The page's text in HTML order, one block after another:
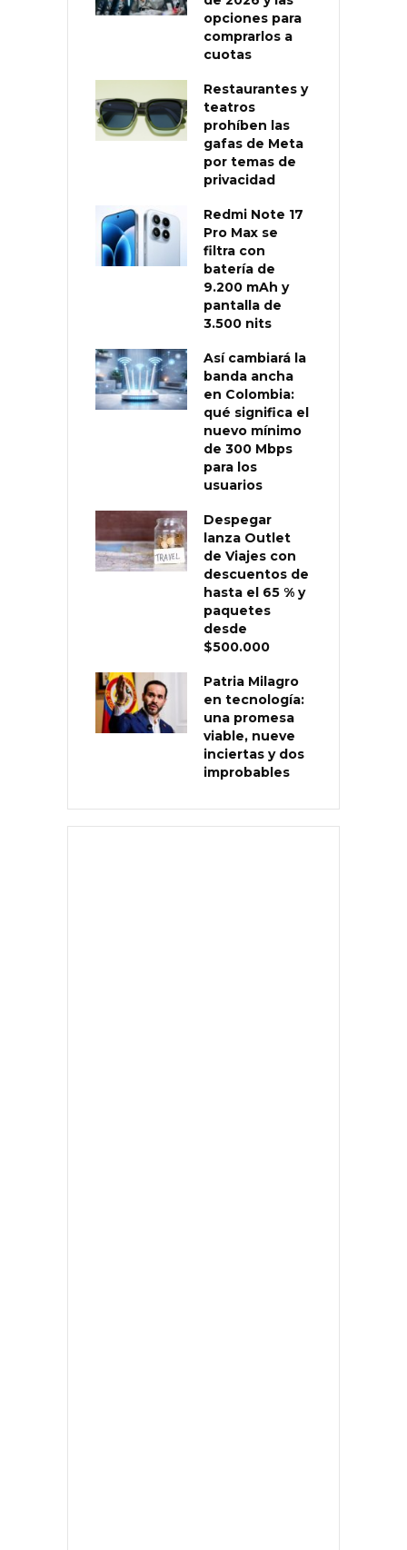
opciones para
comprarlos a
cuotas
Restaurantes y
teatros
prohíben las
gafas de Meta
por temas de
privacidad
Redmi Note 17
Pro Max se
filtra con
batería de
9.200 mAh y
pantalla de
3.500 nits
Así cambiará la
banda ancha
en Colombia:
qué significa el
nuevo mínimo
de 300 Mbps
para los
usuarios
Despegar
lanza Outlet
de Viajes con
descuentos de
hasta el 65 % y
paquetes
desde
$500.000
Patria Milagro
en tecnología:
una promesa
viable, nueve
inciertas y dos
improbables